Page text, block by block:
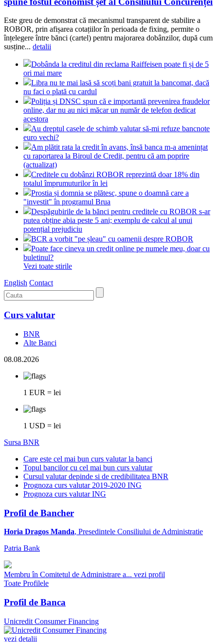
Este greu de demonstrat că mecanismul transparent de stabilire a
ROBOR, prin afișarea cotațiilor în perioada de fixing, permite o
înțelegere între bănci (cartel) pentru majorarea dobânzilor, după cum
susține... detalii
Dobânda la creditul din reclama Raiffeisen poate fi și de 5
ori mai mare
Libra nu te mai lasă să scoți bani gratuit la bancomat, dacă
nu faci o plată cu cardul
Poliția și DNSC spun că e importantă prevenirea fraudelor
online, dar nu au nici măcar un număr de telefon dedicat
acestora
Au dreptul casele de schimb valutar să-mi refuze bancnote
euro vechi?
Am plătit rata la credit în avans, însă banca m-a amenințat
cu raportarea la Biroul de Credit, pentru că am poprire
(actualizat)
Creditele cu dobânzi ROBOR reprezintă doar 18% din
totalul împrumuturilor în lei
Prostia și domnia se plătesc, spune o doamnă care a
"investit" în programul Brua
Despăgubirile de la bănci pentru creditele cu ROBOR s-ar
putea obține abia peste 5 ani; exemplu de calcul al unui
potențial prejudiciu
BCR a vorbit "pe șleau" cu oamenii despre ROBOR
Poate face cineva un credit online pe numele meu, doar cu
buletinul?
Vezi toate stirile
English Contact
Curs valutar
BNR
Alte Banci
08.08.2026
1 EUR = lei
1 USD = lei
Sursa BNR
Care este cel mai bun curs valutar la banci
Topul bancilor cu cel mai bun curs valutar
Cursul valutar depinde si de credibilitatea BNR
Prognoza curs valutar 2019-2020 ING
Prognoza curs valutar ING
Profil de Bancher
Horia Dragos Manda, Presedintele Consiliului de Administratie
Patria Bank
Membru în Comitetul de Administrare a... vezi profil
Toate Profilele
Profil de Banca
Unicredit Consumer Financing
vezi detalii